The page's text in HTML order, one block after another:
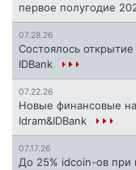
первое полугодие
07.28.26
Состоялось
IDBank
07.22.26
Новые финансовые
Idram&IDBank
07.17.26
До 25% idcoin-ов при